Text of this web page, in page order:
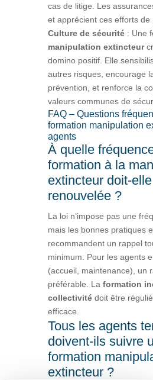
cas de litige. Les
et apprécient ces efforts de
Culture de sécurité: Une
manipulation extincteur
domino positif. Elle
autres risques, encourage
prévention, et renforce la
valeurs communes de
FAQ – Questions
formation manipulation
agents
À quelle
formation à la
extincteur doit-
renouvelée ?
La loi n’impose pas une
mais les bonnes pratiques
recommandent un rappel
minimum. Pour les agents
(accueil, maintenance), un
préférable. La formation
collectivitédoit être
efficace.
Tous les agents
doivent-ils suivre
formation
extincteur ?